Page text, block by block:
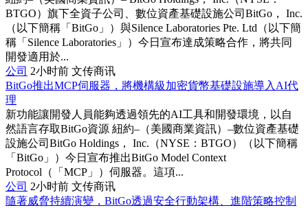
BTGO）旗下全資子公司、數位資產基礎設施公司BitGo， Inc.
（以下簡稱「BitGo」）與Silence Laboratories Pte. Ltd（以下簡
稱「Silence Laboratories」）今日宣布達成策略合作，將共同
開發適用於...
公司 2小时前 文传商讯
BitGo推出MCP伺服器，將機構級加密貨幣基礎設施導入AI代
理
新功能讓開發人員能夠透過領先的AI工具和開發環境，以自
然語言存取BitGo資源 紐約–（美國商業資訊）–數位資產基礎
設施公司BitGo Holdings， Inc.（NYSE：BTGO）（以下簡稱
「BitGo」）今日宣布推出BitGo Model Context
Protocol（「MCP」）伺服器。這項...
公司 2小时前 文传商讯
隨著威脅持續演變，BitGo透過安全行動架構、進階策略控制